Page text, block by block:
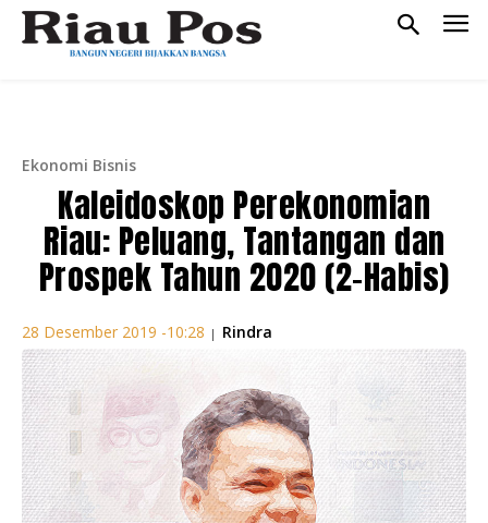
Ekonomi Bisnis
Kaleidoskop Perekonomian
Riau: Peluang, Tantangan dan
Prospek Tahun 2020 (2-Habis)
28 Desember 2019 -10:28 | Rindra